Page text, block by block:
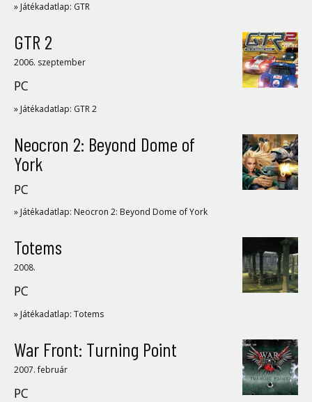
» Játékadatlap: GTR
GTR 2
2006. szeptember
PC
» Játékadatlap: GTR 2
Neocron 2: Beyond Dome of
York
PC
» Játékadatlap: Neocron 2: Beyond Dome of York
Totems
2008.
PC
» Játékadatlap: Totems
War Front: Turning Point
2007. február
PC